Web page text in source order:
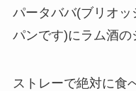
パータババ(ブリオ
パンです)にラム酒の
ストレーで絶対に食